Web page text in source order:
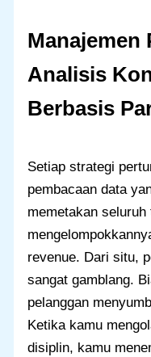
Manajemen
Analisis
Berbasis
Setiap strategi
pembacaan data
memetakan
revenue. Dari situ,
sangat gamblang.
pelanggan
Ketika kamu
disiplin, kamu